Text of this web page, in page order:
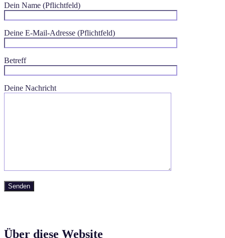
Dein Name (Pflichtfeld)
Deine E-Mail-Adresse (Pflichtfeld)
Betreff
Bitte lasse dieses Feld leer.
Deine Nachricht
Über diese Website